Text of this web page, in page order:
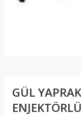
GÜL
ENJEKTÖRLÜ